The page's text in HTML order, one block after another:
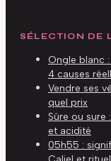
SÉLECTION DE
Ongle blanc
4 causes
Vendre ses
quel prix
Sûre ou
et acidité
05h55 :
Caliel et